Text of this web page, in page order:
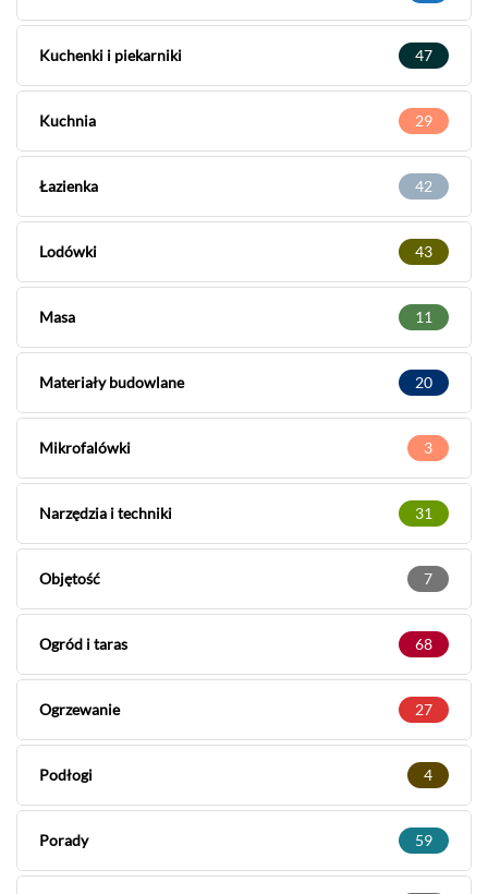
Kuchenki i piekarniki 47
Kuchnia 29
Łazienka 42
Lodówki 43
Masa 11
Materiały budowlane 20
Mikrofalówki 3
Narzędzia i techniki 31
Objętość 7
Ogród i taras 68
Ogrzewanie 27
Podłogi 4
Porady 59